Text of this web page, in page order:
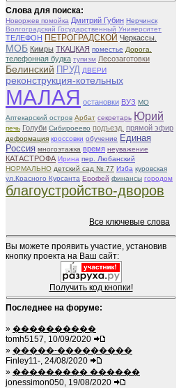
Слова для поиска:
Новоржев помойка Дмитрий Губин Нерчинск
Волгоградский Государственный Университет
ТЕЛЕФОН ПЕТРОГРАДСКОЙ Черкассы.
МОБ Кимры ТКАЦКАЯ поместье Дорога.
телефонная будка тупизм Лесозаготовки
Белинский ПРУД ДВЕРИ
реконструкция-котельных
МАЛАЯ остановки ВУЗ МО
Аптекарский остров Арбат секретарь Юрий
печь Голуби Сибирoeево подъезд. прямой эфир
деформация кроссовки обучение Единая
Россия многоэтажка время неуважение
КАТАСТРОФА Ирина пер. Любанский
НОРМАЛЬНО детский сад № 77 Изба куровская
ул.Красного Курсанта Ерофей финансы городом
благоустройство-дворов
Все ключевые слова
Вы можете проявить участие, установив
кнопку проекта на Ваш сайт:
Получить код кнопки!
Последнее на форуме:
» ����������
tomh5157, 10/09/2020
» �����-���������
Finley11-, 24/08/2020
» ��������� ������
jonessimon050, 19/08/2020